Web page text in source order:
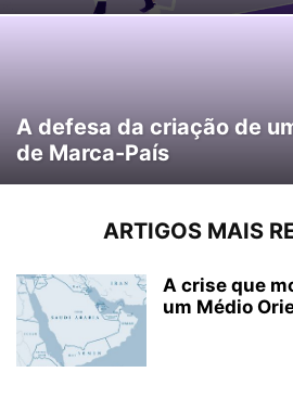
A defesa da criação de
de Marca-País
ARTIGOS MAIS
A crise que
um Médio